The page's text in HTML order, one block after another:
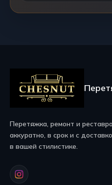
Перетяжка, ремонт и
аккуратно, в срок и с
в вашей стилистике.